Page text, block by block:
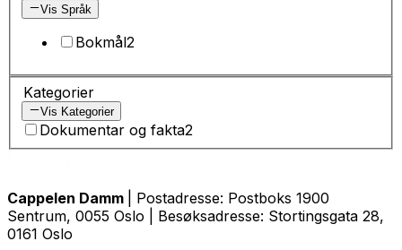
Vis Språk
Bokmål2
Kategorier
Vis Kategorier
Dokumentar og fakta2
Cappelen Damm
| Postadresse: Postboks 1900
Sentrum, 0055 Oslo | Besøksadresse: Stortingsgata 28,
0161 Oslo